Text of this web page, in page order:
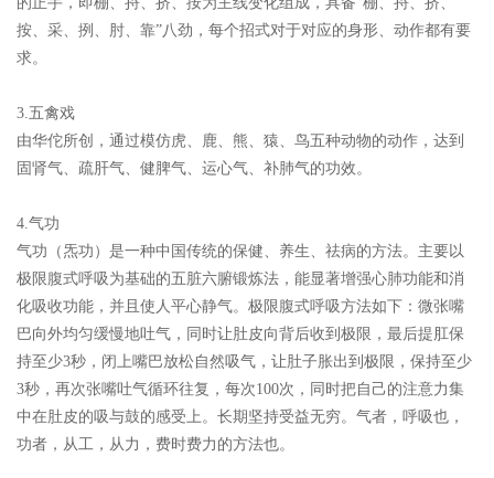
按、采、挒、肘、靠”八劲，每个招式对于对应的身形、动作都有要
求。
3.五禽戏
由华佗所创，通过模仿虎、鹿、熊、猿、鸟五种动物的动作，达到
固肾气、疏肝气、健脾气、运心气、补肺气的功效。
4.气功
气功（炁功）是一种中国传统的保健、养生、祛病的方法。主要以
极限腹式呼吸为基础的五脏六腑锻炼法，能显著增强心肺功能和消
化吸收功能，并且使人平心静气。极限腹式呼吸方法如下：微张嘴
巴向外均匀缓慢地吐气，同时让肚皮向背后收到极限，最后提肛保
持至少3秒，闭上嘴巴放松自然吸气，让肚子胀出到极限，保持至少
3秒，再次张嘴吐气循环往复，每次100次，同时把自己的注意力集
中在肚皮的吸与鼓的感受上。长期坚持受益无穷。气者，呼吸也，
功者，从工，从力，费时费力的方法也。